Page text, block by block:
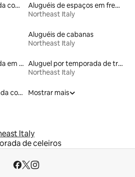
Aluguéis por temporada com banheiro para PCD
Aluguéis de espaços em frente à praia
Northeast Italy
Aluguéis de cabanas
Northeast Italy
Aluguéis por temporada em acampamentos
Aluguel por temporada de trailers
Northeast Italy
Locações por temporada com piscina
Mostrar mais
Italy
de celeiros